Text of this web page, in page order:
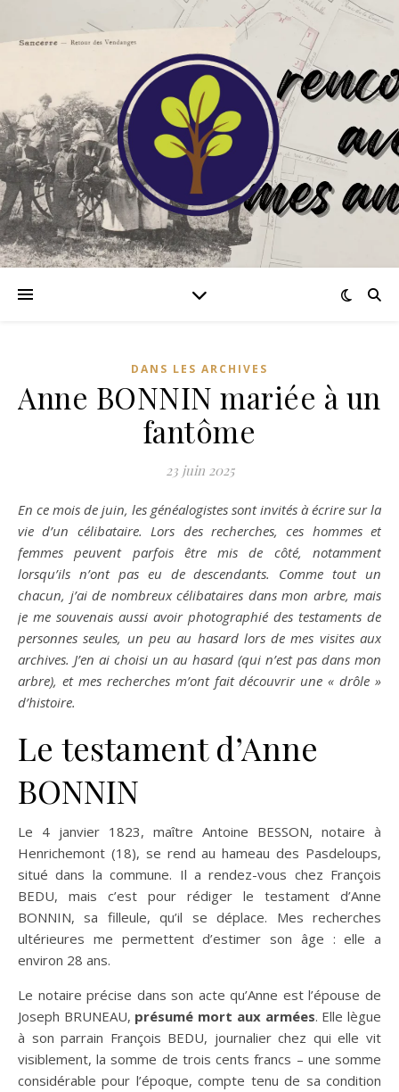
DANS LES ARCHIVES
Anne BONNIN mariée à un
fantôme
23 juin 2025
En ce mois de juin, les généalogistes sont invités à écrire sur la
vie d’un célibataire. Lors des recherches, ces hommes et
femmes peuvent parfois être mis de côté, notamment
lorsqu’ils n’ont pas eu de descendants. Comme tout un
chacun, j’ai de nombreux célibataires dans mon arbre, mais
je me souvenais aussi avoir photographié des testaments de
personnes seules, un peu au hasard lors de mes visites aux
archives. J’en ai choisi un au hasard (qui n’est pas dans mon
arbre), et mes recherches m’ont fait découvrir une « drôle »
d’histoire.
Le testament d’Anne
BONNIN
Le 4 janvier 1823, maître Antoine BESSON, notaire à
Henrichemont (18), se rend au hameau des Pasdeloups,
situé dans la commune. Il a rendez-vous chez François
BEDU, mais c’est pour rédiger le testament d’Anne
BONNIN, sa filleule, qu’il se déplace. Mes recherches
ultérieures me permettent d’estimer son âge : elle a
environ 28 ans.
Le notaire précise dans son acte qu’Anne est l’épouse de
Joseph BRUNEAU, présumé mort aux armées. Elle lègue
à son parrain François BEDU, journalier chez qui elle vit
visiblement, la somme de trois cents francs – une somme
considérable pour l’époque, compte tenu de sa condition